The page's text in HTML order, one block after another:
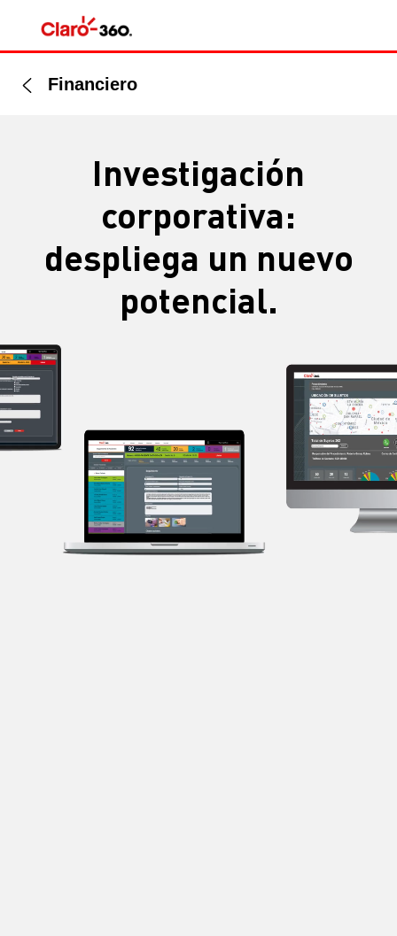
Financiero
Investigación
corporativa:
despliega un nuevo
potencial.